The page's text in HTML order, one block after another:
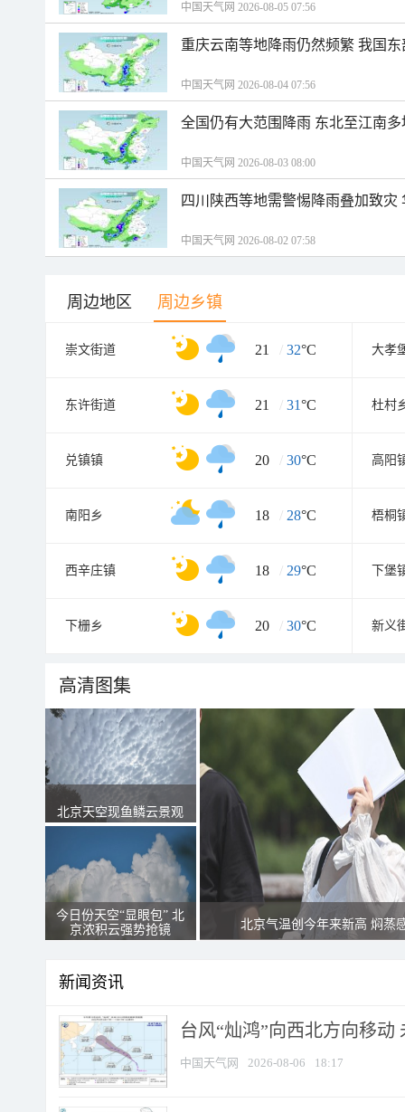
中国天气网 2026-08-05 07:56
重庆云南等地降雨仍然频繁 我国
中国天气网 2026-08-04 07:56
全国仍有大范围降雨 东北至江南
中国天气网 2026-08-03 08:00
四川陕西等地需警惕降雨叠加致
中国天气网 2026-08-02 07:58
周边地区 周边乡镇
崇文街道 21 / 32°C 大孝
东许街道 21 / 31°C 杜村
兑镇镇 20 / 30°C 高阳
南阳乡 18 / 28°C 梧桐
西辛庄镇 18 / 29°C 下堡
下栅乡 20 / 30°C 新义
高清图集
北京天空现鱼鳞云景观
今日份天空“显眼包” 北
京浓积云强势抢镜
北京气温创今年来新高 焖蒸
新闻资讯
台风“灿鸿”向西北方向移动
中国天气网 2026-08-06 18:17